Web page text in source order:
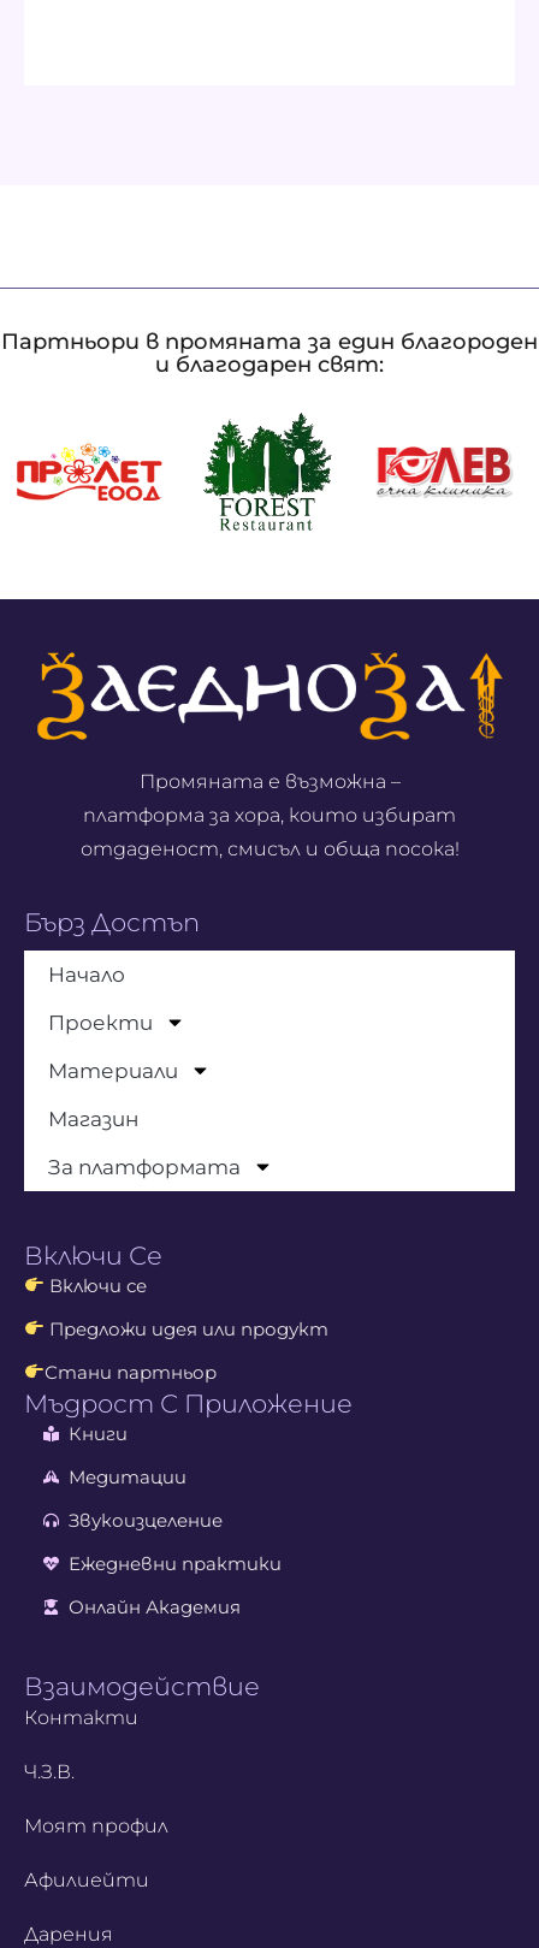
Партньори в промяната за един благороден
и благодарен свят:
Промяната е възможна –
платформа за хора, които избират
отдаденост, смисъл и обща посока!
Бърз Достъп
Начало
Проекти
Материали
Магазин
За платформата
Включи Се
Включи се
Предложи идея или продукт
Стани партньор
Мъдрост С Приложение
Книги
Медитации
Звукоизцеление
Ежедневни практики
Онлайн Академия
Взаимодействие
Контакти
Ч.З.В.
Моят профил
Афилиейти
Дарения